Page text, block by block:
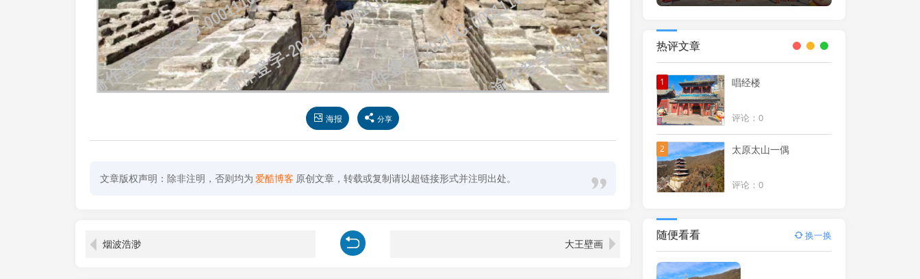
海报 分享
文章版权声明：除非注明，否则均为 爱酷博客 原创文章，转载或复制请以超链接形式并注明出处。
烟波浩渺 大王壁画
热评文章
1 唱经楼
评论：0
2 太原太山一偶
评论：0
随便看看 换一换